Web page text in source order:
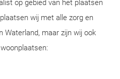
op gebied van het plaatsen
wij met alle zorg en
Waterland, maar zijn wij ook